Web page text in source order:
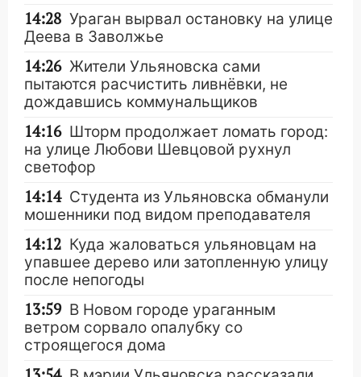
14:28 Ураган вырвал остановку на улице
Деева в Заволжье
14:26 Жители Ульяновска сами
пытаются расчистить ливнёвки, не
дождавшись коммунальщиков
14:16 Шторм продолжает ломать город:
на улице Любови Шевцовой рухнул
светофор
14:14 Студента из Ульяновска обманули
мошенники под видом преподавателя
14:12 Куда жаловаться ульяновцам на
упавшее дерево или затопленную улицу
после непогоды
13:59 В Новом городе ураганным
ветром сорвало опалубку со
строящегося дома